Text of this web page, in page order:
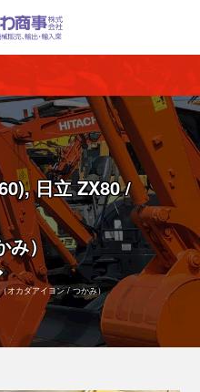
日立 ZX80 /
み）
オカダアイヨン / つかみ）